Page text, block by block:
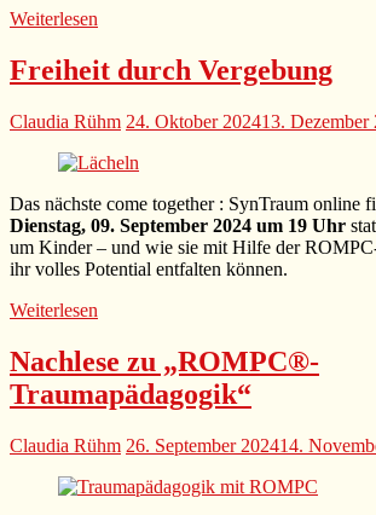
Weiterlesen
Freiheit durch Vergebung
Claudia Rühm 24. Oktober 202413. Dezember
Das nächste come together : SynTraum online
Dienstag, 09. September 2024 um 19 Uhr
um Kinder – und wie sie mit Hilfe der
ihr volles Potential entfalten können.
Weiterlesen
Nachlese zu „ROMPC®-
Traumapädagogik“
Claudia Rühm 26. September 202414.